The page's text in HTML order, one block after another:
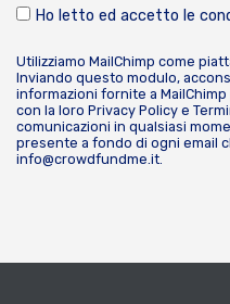
Ho letto ed accetto le
Utilizziamo MailChimp come
Inviando questo modulo,
informazioni fornite a
con la loro Privacy Policy e
comunicazioni in qualsiasi
presente a fondo di ogni email
info@crowdfundme.it.